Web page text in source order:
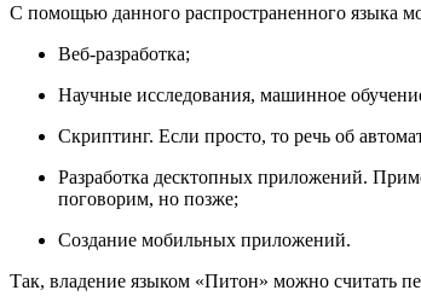
С помощью данного распространенного языка
Веб-разработка;
Научные исследования, машинное
Скриптинг. Если просто, то речь об
Разработка десктопных приложений.
поговорим, но позже;
Создание мобильных приложений.
Так, владение языком «Питон» можно считать